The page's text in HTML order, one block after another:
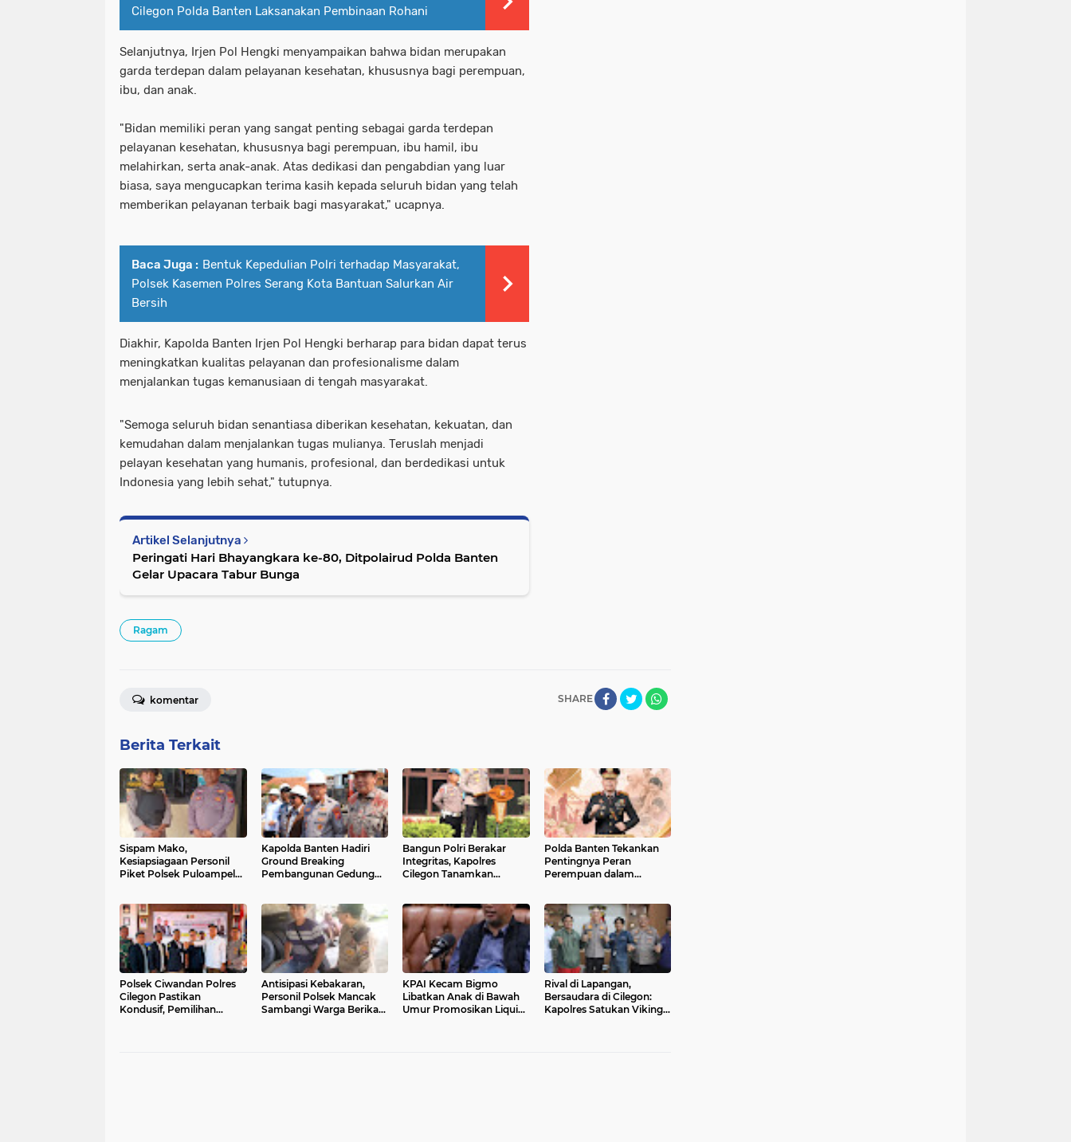
Cilegon Polda Banten Laksanakan Pembinaan Rohani
Selanjutnya, Irjen Pol Hengki menyampaikan bahwa bidan merupakan
garda terdepan dalam pelayanan kesehatan, khususnya bagi perempuan,
ibu, dan anak.
"Bidan memiliki peran yang sangat penting sebagai garda terdepan
pelayanan kesehatan, khususnya bagi perempuan, ibu hamil, ibu
melahirkan, serta anak-anak. Atas dedikasi dan pengabdian yang luar
biasa, saya mengucapkan terima kasih kepada seluruh bidan yang telah
memberikan pelayanan terbaik bagi masyarakat," ucapnya.
Baca Juga : Bentuk Kepedulian Polri terhadap Masyarakat,
Polsek Kasemen Polres Serang Kota Bantuan Salurkan Air
Bersih
Diakhir, Kapolda Banten Irjen Pol Hengki berharap para bidan dapat terus
meningkatkan kualitas pelayanan dan profesionalisme dalam
menjalankan tugas kemanusiaan di tengah masyarakat.
"Semoga seluruh bidan senantiasa diberikan kesehatan, kekuatan, dan
kemudahan dalam menjalankan tugas mulianya. Teruslah menjadi
pelayan kesehatan yang humanis, profesional, dan berdedikasi untuk
Indonesia yang lebih sehat," tutupnya.
Artikel Selanjutnya
Peringati Hari Bhayangkara ke-80, Ditpolairud Polda Banten
Gelar Upacara Tabur Bunga
Ragam
SHARE
komentar
Berita Terkait
Sispam Mako,
Kesiapsiagaan Personil
Piket Polsek Puloampel
Kapolda Banten Hadiri
Ground Breaking
Pembangunan Gedung
Bangun Polri Berakar
Integritas, Kapolres
Cilegon Tanamkan
Wujudkan Pelayanan
Presisi
Polda Banten Tekankan
Pentingnya Peran
Perempuan dalam
Polsek Ciwandan Polres
Cilegon Pastikan
Kondusif, Pemilihan
Antisipasi Kebakaran,
Personil Polsek Mancak
Sambangi Warga Berikan
KPAI Kecam Bigmo
Libatkan Anak di Bawah
Umur Promosikan Liquid
Rival di Lapangan,
Bersaudara di Cilegon:
Kapolres Satukan Viking